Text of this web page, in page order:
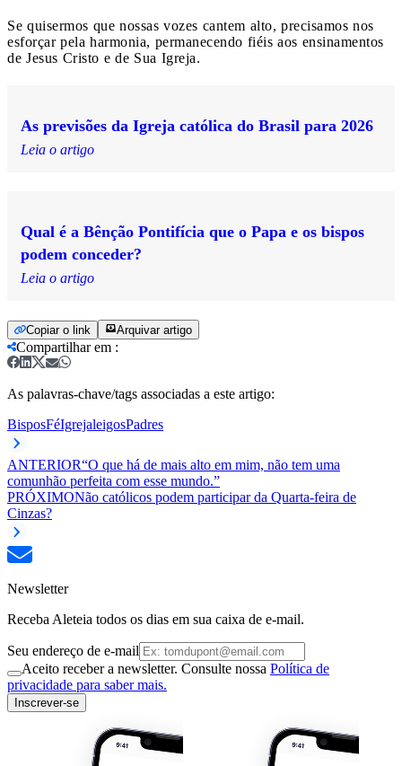
Se quisermos que nossas vozes cantem alto, precisamos nos
esforçar pela harmonia, permanecendo fiéis aos ensinamentos
de Jesus Cristo e de Sua Igreja.
As previsões da Igreja católica do Brasil para 2026
Leia o artigo
Qual é a Bênção Pontifícia que o Papa e os bispos
podem conceder?
Leia o artigo
Copiar o link Arquivar artigo
Compartilhar em :
As palavras-chave/tags associadas a este artigo:
BisposFéIgrejaleigosPadres
ANTERIOR“O que há de mais alto em mim, não tem uma
comunhão perfeita com esse mundo.”
PRÓXIMONão católicos podem participar da Quarta-feira de
Cinzas?
Newsletter
Receba Aleteia todos os dias em sua caixa de e-mail.
Seu endereço de e-mail
Aceito receber a newsletter. Consulte nossa Política de
privacidade para saber mais.
Inscrever-se